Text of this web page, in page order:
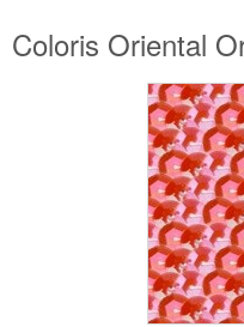
Coloris Oriental